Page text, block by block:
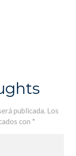
publicada. Los
con *